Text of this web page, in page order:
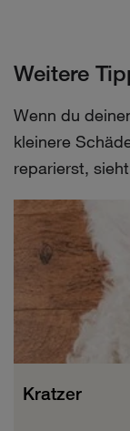
Weitere
Wenn du
kleinere
reparierst,
Kratzer